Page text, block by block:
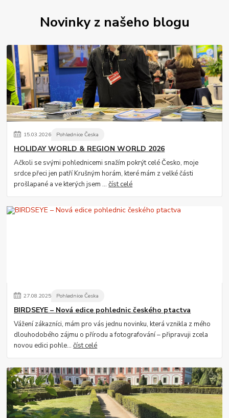
Novinky z našeho blogu
15.03.2026 Pohlednice Česka
HOLIDAY WORLD & REGION WORLD 2026
Ačkoli se svými pohlednicemi snažím pokrýt celé Česko, moje
srdce přeci jen patří Krušným horám, které mám z velké části
prošlapané a ve kterých jsem ...číst celé
27.08.2025 Pohlednice Česka
BIRDSEYE – Nová edice pohlednic českého ptactva
Vážení zákazníci, mám pro vás jednu novinku, která vznikla z mého
dlouhodobého zájmu o přírodu a fotografování – připravuji zcela
novou edici pohle...číst celé